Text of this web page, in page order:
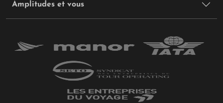
Amplitudes et vous